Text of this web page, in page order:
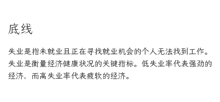
底线
失业是指未就业且正在寻找就业机会的个人无法找到工作。
失业是衡量经济健康状况的关键指标。低失业率代表强劲的
经济，而高失业率代表疲软的经济。